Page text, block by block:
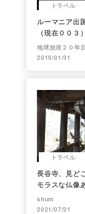
トラベル
ルーマニア出
（現在００３）
2019/01/31
トラベル
長谷寺、見ど
モラスな仏像
shum
2021/07/21